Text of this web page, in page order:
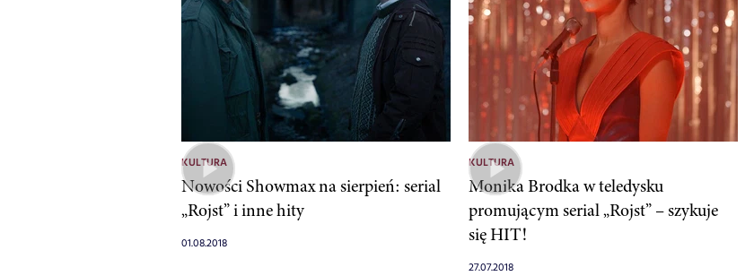
KULTURA
Nowości Showmax na sierpień: serial
„Rojst” i inne hity
01.08.2018
KULTURA
Monika Brodka w teledysku
promującym serial „Rojst” – szykuje
się HIT!
27.07.2018